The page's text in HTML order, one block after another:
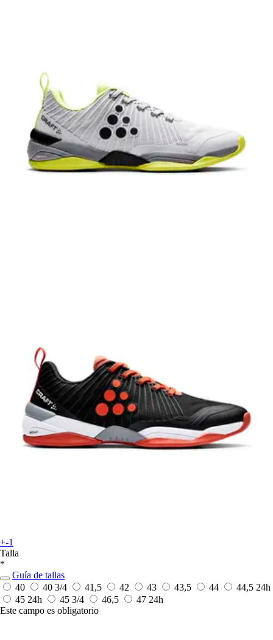
+-1
Talla
*
Guía de tallas
40
40 3/4 41,5 42 43 43,5 44 44,5 24h
45 24h 45 3/4 46,5 47 24h
Este campo es obligatorio